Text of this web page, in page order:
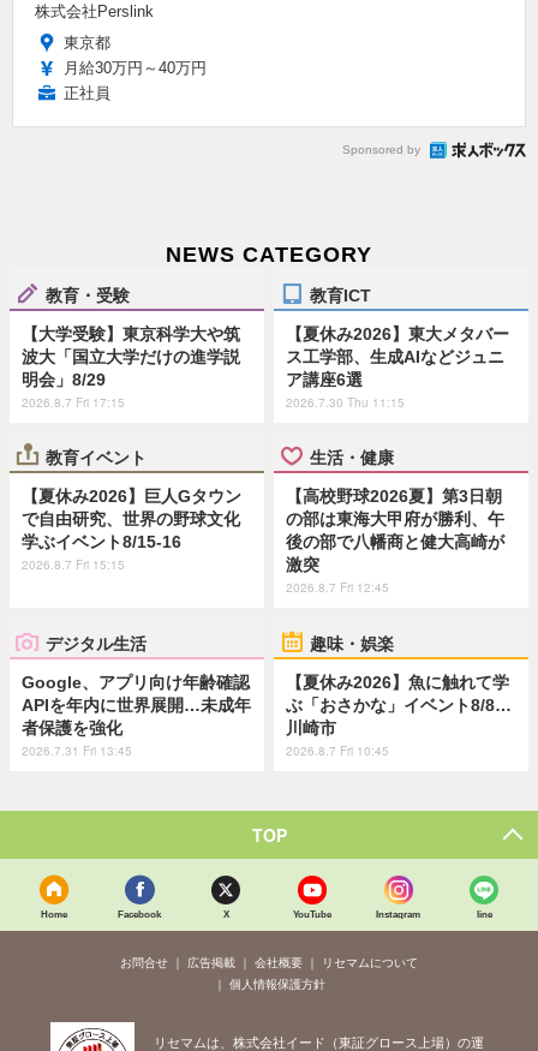
株式会社Perslink
東京都
月給30万円～40万円
正社員
Sponsored by
NEWS CATEGORY
教育・受験
【大学受験】東京科学大や筑
波大「国立大学だけの進学説
明会」8/29
2026.8.7 Fri 17:15
教育ICT
【夏休み2026】東大メタバー
ス工学部、生成AIなどジュニ
ア講座6選
2026.7.30 Thu 11:15
教育イベント
【夏休み2026】巨人Gタウン
で自由研究、世界の野球文化
学ぶイベント8/15-16
2026.8.7 Fri 15:15
生活・健康
【高校野球2026夏】第3日朝
の部は東海大甲府が勝利、午
後の部で八幡商と健大高崎が
激突
2026.8.7 Fri 12:45
デジタル生活
Google、アプリ向け年齢確認
APIを年内に世界展開…未成年
者保護を強化
2026.7.31 Fri 13:45
趣味・娯楽
【夏休み2026】魚に触れて学
ぶ「おさかな」イベント8/8…
川崎市
2026.8.7 Fri 10:45
TOP
Home Facebook X YouTube Instagram line
お問合せ 広告掲載 会社概要
リセマムについて
個人情報保護方針
リセマムは、株式会社イード（東証グロース上場）の運